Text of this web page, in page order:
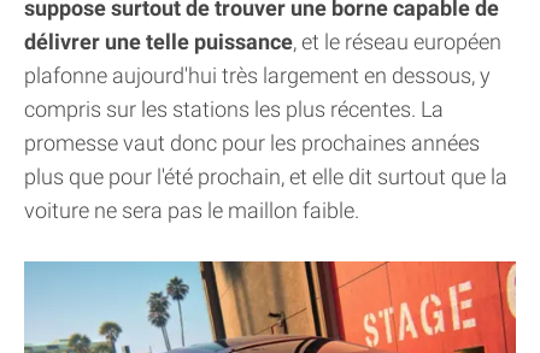
suppose surtout de trouver une borne capable de
délivrer une telle puissance, et le réseau européen
plafonne aujourd'hui très largement en dessous, y
compris sur les stations les plus récentes. La
promesse vaut donc pour les prochaines années
plus que pour l'été prochain, et elle dit surtout que la
voiture ne sera pas le maillon faible.